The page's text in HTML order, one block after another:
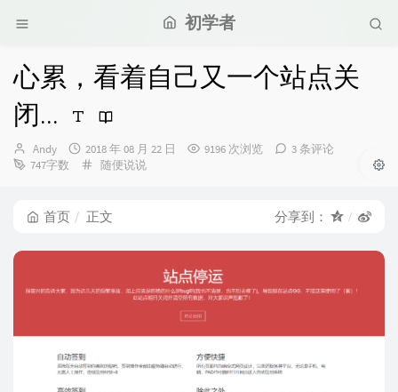
初学者
心累，看着自己又一个站点关
闭...
博
主：
Andy
发
布
2018 年 08 月 22 日 9196 次浏览
3 条评论
747字数
分
随便说说
首页 正文 分享到：